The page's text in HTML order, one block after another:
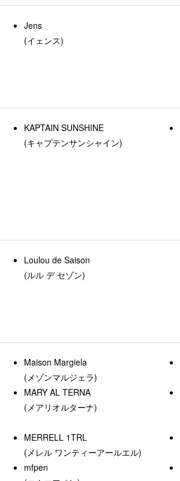
Jens
(イェンス)
KAPTAIN SUNSHINE
(キャプテンサンシャイン)
Loulou de Saison
(ルル デ セゾン)
Maison Margiela
(メゾンマルジェラ)
MARY AL TERNA
(メアリオルターナ)
MERRELL 1TRL
(メレル ワンティーアールエル)
mfpen